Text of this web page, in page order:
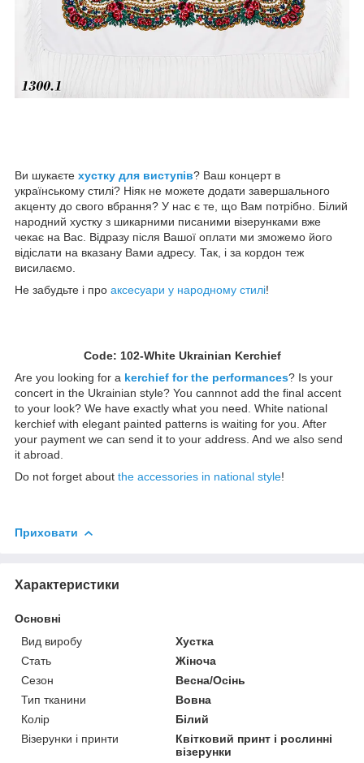
Ви шукаєте хустку для виступів? Ваш концерт в
українському стилі? Ніяк не можете додати завершального
акценту до свого вбрання? У нас є те, що Вам потрібно. Білий
народний хустку з шикарними писаними візерунками вже
чекає на Вас. Відразу після Вашої оплати ми зможемо його
відіслати на вказану Вами адресу. Так, і за кордон теж
висилаємо.
Не забудьте і про аксесуари у народному стилі!
Code: 102-White Ukrainian Kerchief
Are you looking for a kerchief for the performances? Is your
concert in the Ukrainian style? You cannnot add the final accent
to your look? We have exactly what you need. White national
kerchief with elegant painted patterns is waiting for you. After
your payment we can send it to your address. And we also send
it abroad.
Do not forget about the accessories in national style!
Приховати
Характеристики
Основні
Вид виробу
Хустка
Стать
Жіноча
Сезон
Весна/Осінь
Тип тканини
Вовна
Колір
Білий
Візерунки і принти
Квітковий принт і рослинні
візерунки